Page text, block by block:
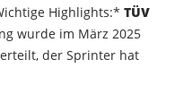
Highlights:* TÜV
wurde im März 2025
der Sprinter hat